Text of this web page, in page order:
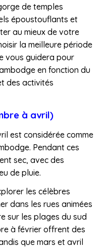
de temples
époustouflants et
au mieux de votre
la meilleure période
vous guidera pour
en fonction du
des activités
à avril)
est considérée comme
Pendant ces
sec, avec des
de pluie.
les célèbres
dans les rues animées
sur les plages du sud
à février offrent des
que mars et avril